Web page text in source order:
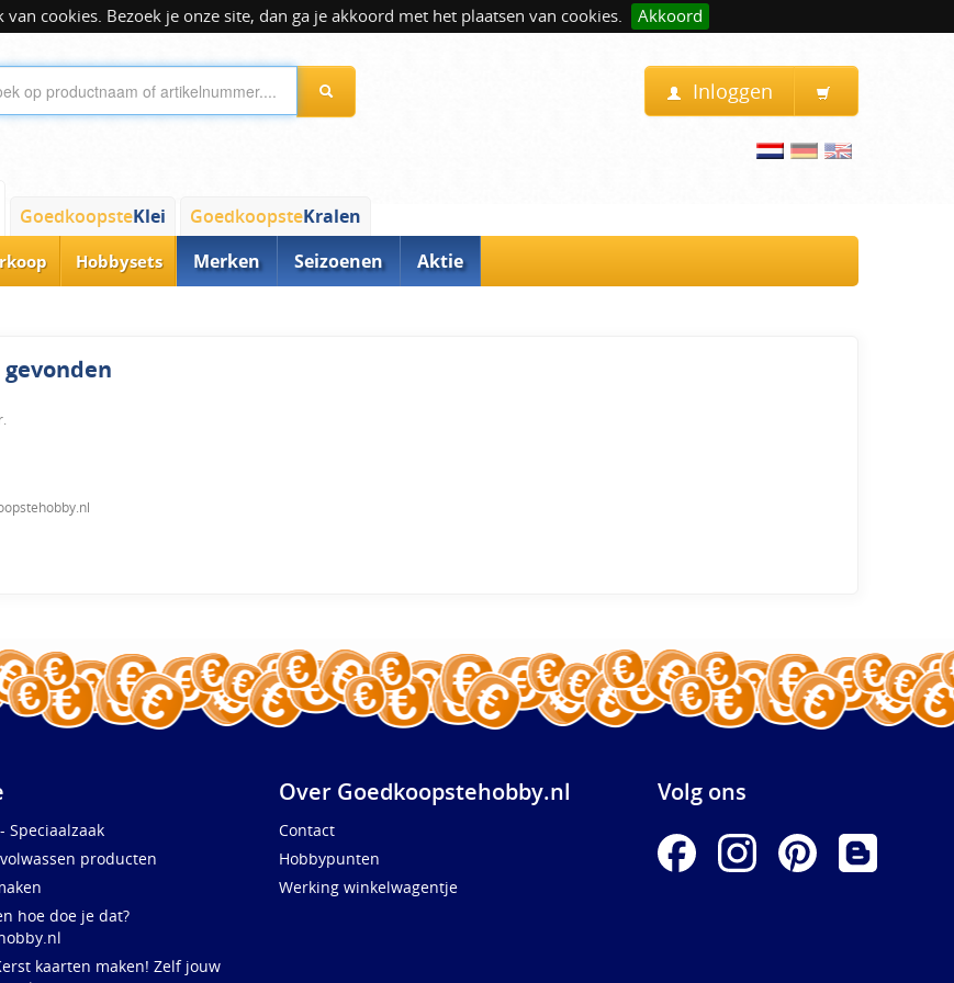
cookies. Bezoek je onze site, dan ga je akkoord met het plaatsen van cookies. Akkoord
Inloggen
GoedkoopsteKlei GoedkoopsteKralen
Hobbysets Merken Seizoenen Aktie
Speciaalzaak
producten
hoe doe je dat?
kaarten maken! Zelf jouw
Over Goedkoopstehobby.nl
Contact
Hobbypunten
Werking winkelwagentje
Volg ons